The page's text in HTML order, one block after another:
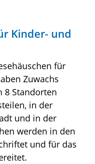
Kinder- und
für
Zuwachs
8 Standorten
in der
und in der
werden in den
und für das